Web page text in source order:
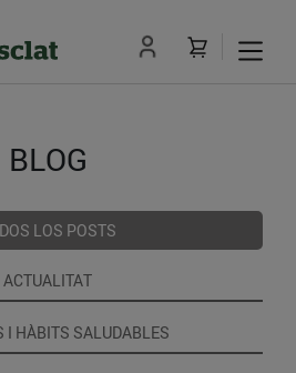
BLOG
LOS POSTS
ACTUALITAT
I HÀBITS SALUDABLES